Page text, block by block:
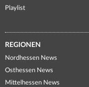
Playlist
REGIONEN
Nordhessen News
Osthessen News
Mittelhessen News